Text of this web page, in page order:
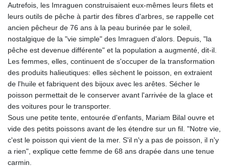
PYG 6858.268371
QAR 4.216324
RON 5.25165
RSD 117.335195
RUB 94.993023
RWF 1696.00408
SAR 4.331163
SBD 9.307025
SCR 16.71581
SDG 692.701549
SEK 10.946638
SGD 1.477519
SLE 28.373249
SOS 659.190258
Autrefois, les Imraguen construisaient eux-mêmes leurs filets et
leurs outils de pêche à partir des fibres d'arbres, se rappelle cet
ancien pêcheur de 76 ans à la peau burinée par le soleil,
nostalgique de la "vie simple" des Imraguen d'alors. Depuis, "la
pêche est devenue différente" et la population a augmenté, dit-il.
Les femmes, elles, continuent de s'occuper de la transformation
des produits halieutiques: elles sèchent le poisson, en extraient
de l'huile et fabriquent des bijoux avec les arêtes. Sécher le
poisson permettait de le conserver avant l'arrivée de la glace et
des voitures pour le transporter.
Sous une petite tente, entourée d'enfants, Mariam Bilal ouvre et
vide des petits poissons avant de les étendre sur un fil. "Notre vie,
c'est le poisson qui vient de la mer. S'il n'y a pas de poisson, il n'y
a rien", explique cette femme de 68 ans drapée dans une tenue
carmin.